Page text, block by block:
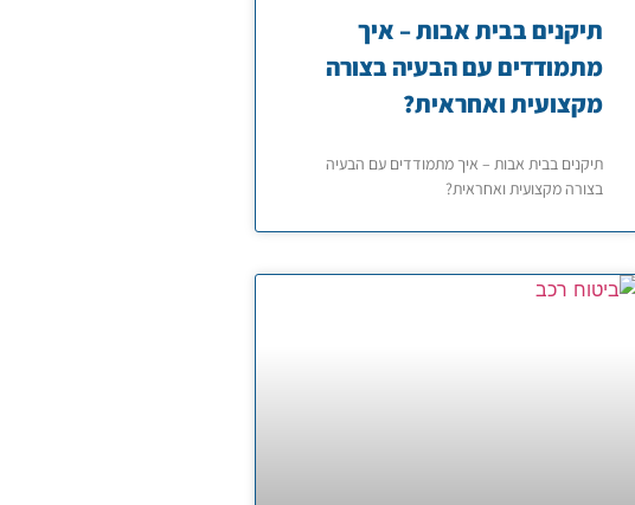
תיקנים בבית אבות – איך
מתמודדים עם הבעיה בצורה
מקצועית ואחראית?
תיקנים בבית אבות – איך מתמודדים עם הבעיה
בצורה מקצועית ואחראית?